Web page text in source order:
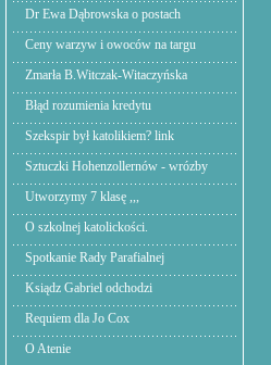
Dr Ewa Dąbrowska o postach
Ceny warzyw i owoców na targu
Zmarła B.Witczak-Witaczyńska
Błąd rozumienia kredytu
Szekspir był katolikiem? link
Sztuczki Hohenzollernów - wrózby
Utworzymy 7 klasę ,,,
O szkolnej katolickości.
Spotkanie Rady Parafialnej
Ksiądz Gabriel odchodzi
Requiem dla Jo Cox
O Atenie